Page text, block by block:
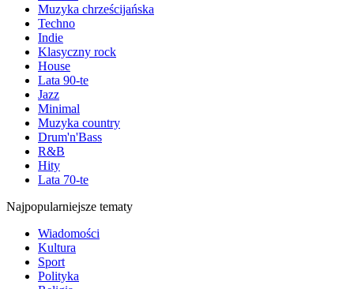
Muzyka chrześcijańska
Techno
Indie
Klasyczny rock
House
Lata 90-te
Jazz
Minimal
Muzyka country
Drum'n'Bass
R&B
Hity
Lata 70-te
Najpopularniejsze tematy
Wiadomości
Kultura
Sport
Polityka